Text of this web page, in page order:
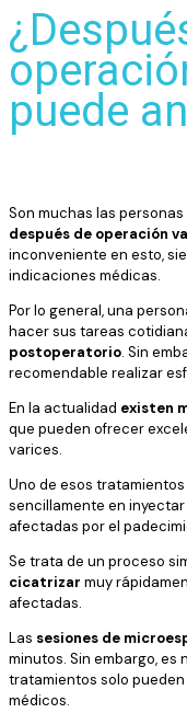
puede
Son muchas las
después de operación
inconveniente en esto,
indicaciones médicas.
Por lo general, una
hacer sus tareas
postoperatorio. Sin
recomendable realizar
En la actualidad existen
que pueden ofrecer
varices.
Uno de esos
sencillamente en inyectar
afectadas por el
Se trata de un proceso
cicatrizar muy
afectadas.
Las sesiones de
minutos. Sin embargo,
tratamientos solo
médicos.